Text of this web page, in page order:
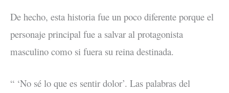
De hecho, esta historia fue un poco diferente porque el
personaje principal fue a salvar al protagonista
masculino como si fuera su reina destinada.
“ ‘No sé lo que es sentir dolor’. Las palabras del